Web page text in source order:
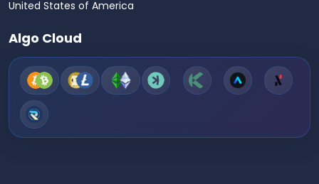
United States of America
Algo Cloud